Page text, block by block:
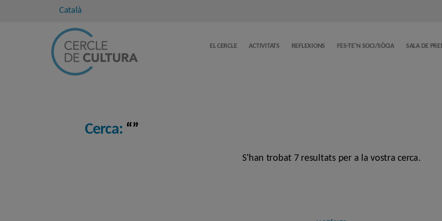
Català
EL CERCLE ACTIVITATS REFLEXIONS FES-TE’N SOCI/SÒCIA SALA DE
Cerca: “”
S'han trobat 7 resultats per a la vostra cerca.